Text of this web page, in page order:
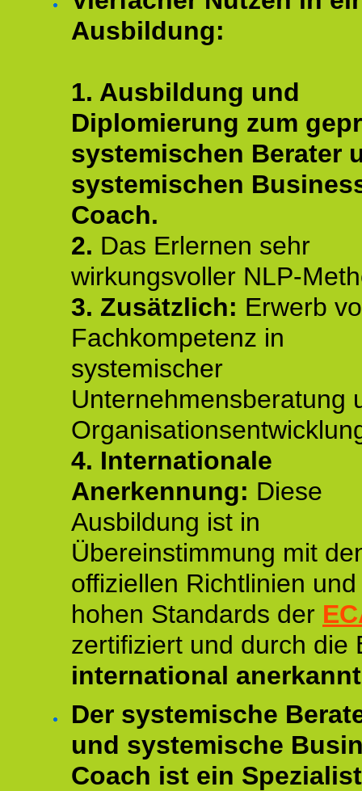
Ausbildung:
1. Ausbildung und
Diplomierung zum
systemischen Berater
systemischen
Coach.
2. Das Erlernen sehr
wirkungsvoller NLP-
3. Zusätzlich: Erwerb
Fachkompetenz in
systemischer
Unternehmensberatung
4. Internationale
Anerkennung: Diese
Ausbildung ist in
Übereinstimmung mit
offiziellen Richtlinien
hohen Standards der
zertifiziert und durch die
international
Der systemische
und systemische
Coach ist ein